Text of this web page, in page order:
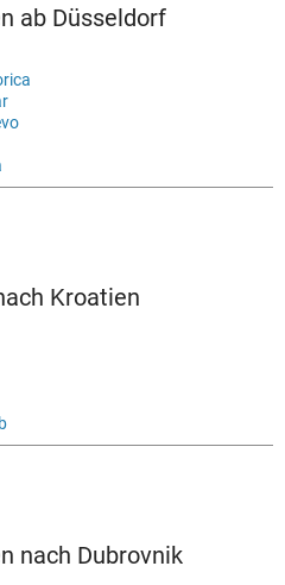
ab Düsseldorf
Kroatien
nach Dubrovnik